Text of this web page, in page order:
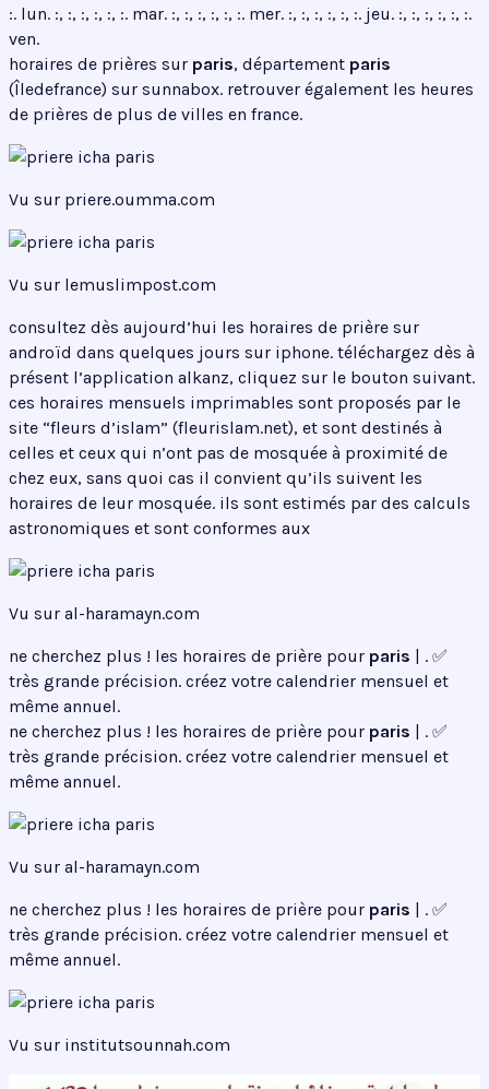
:. lun. :, :, :, :, :, :. mar. :, :, :, :, :, :. mer. :, :, :, :, :, :. jeu. :, :, :, :, :, :.
ven.
horaires de prières sur paris, département paris
(Îledefrance) sur sunnabox. retrouver également les heures
de prières de plus de villes en france.
Vu sur priere.oumma.com
Vu sur lemuslimpost.com
consultez dès aujourd’hui les horaires de prière sur
androïd dans quelques jours sur iphone. téléchargez dès à
présent l’application alkanz, cliquez sur le bouton suivant.
ces horaires mensuels imprimables sont proposés par le
site “fleurs d’islam” (fleurislam.net), et sont destinés à
celles et ceux qui n’ont pas de mosquée à proximité de
chez eux, sans quoi cas il convient qu’ils suivent les
horaires de leur mosquée. ils sont estimés par des calculs
astronomiques et sont conformes aux
Vu sur al-haramayn.com
ne cherchez plus ! les horaires de prière pour paris | . ✅
très grande précision. créez votre calendrier mensuel et
même annuel.
ne cherchez plus ! les horaires de prière pour paris | . ✅
très grande précision. créez votre calendrier mensuel et
même annuel.
Vu sur al-haramayn.com
ne cherchez plus ! les horaires de prière pour paris | . ✅
très grande précision. créez votre calendrier mensuel et
même annuel.
Vu sur institutsounnah.com